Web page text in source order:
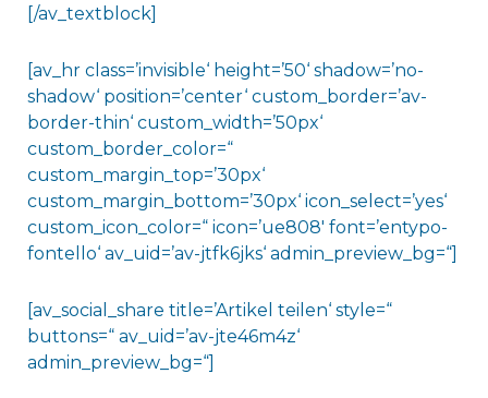
[/av_textblock]
[av_hr class=’invisible‘ height=’50‘ shadow=’no-
shadow‘ position=’center‘ custom_border=’av-
border-thin‘ custom_width=’50px‘
custom_border_color=“
custom_margin_top=’30px‘
custom_margin_bottom=’30px‘ icon_select=’yes‘
custom_icon_color=“ icon=’ue808′ font=’entypo-
fontello‘ av_uid=’av-jtfk6jks‘ admin_preview_bg=“]
[av_social_share title=’Artikel teilen‘ style=“
buttons=“ av_uid=’av-jte46m4z‘
admin_preview_bg=“]